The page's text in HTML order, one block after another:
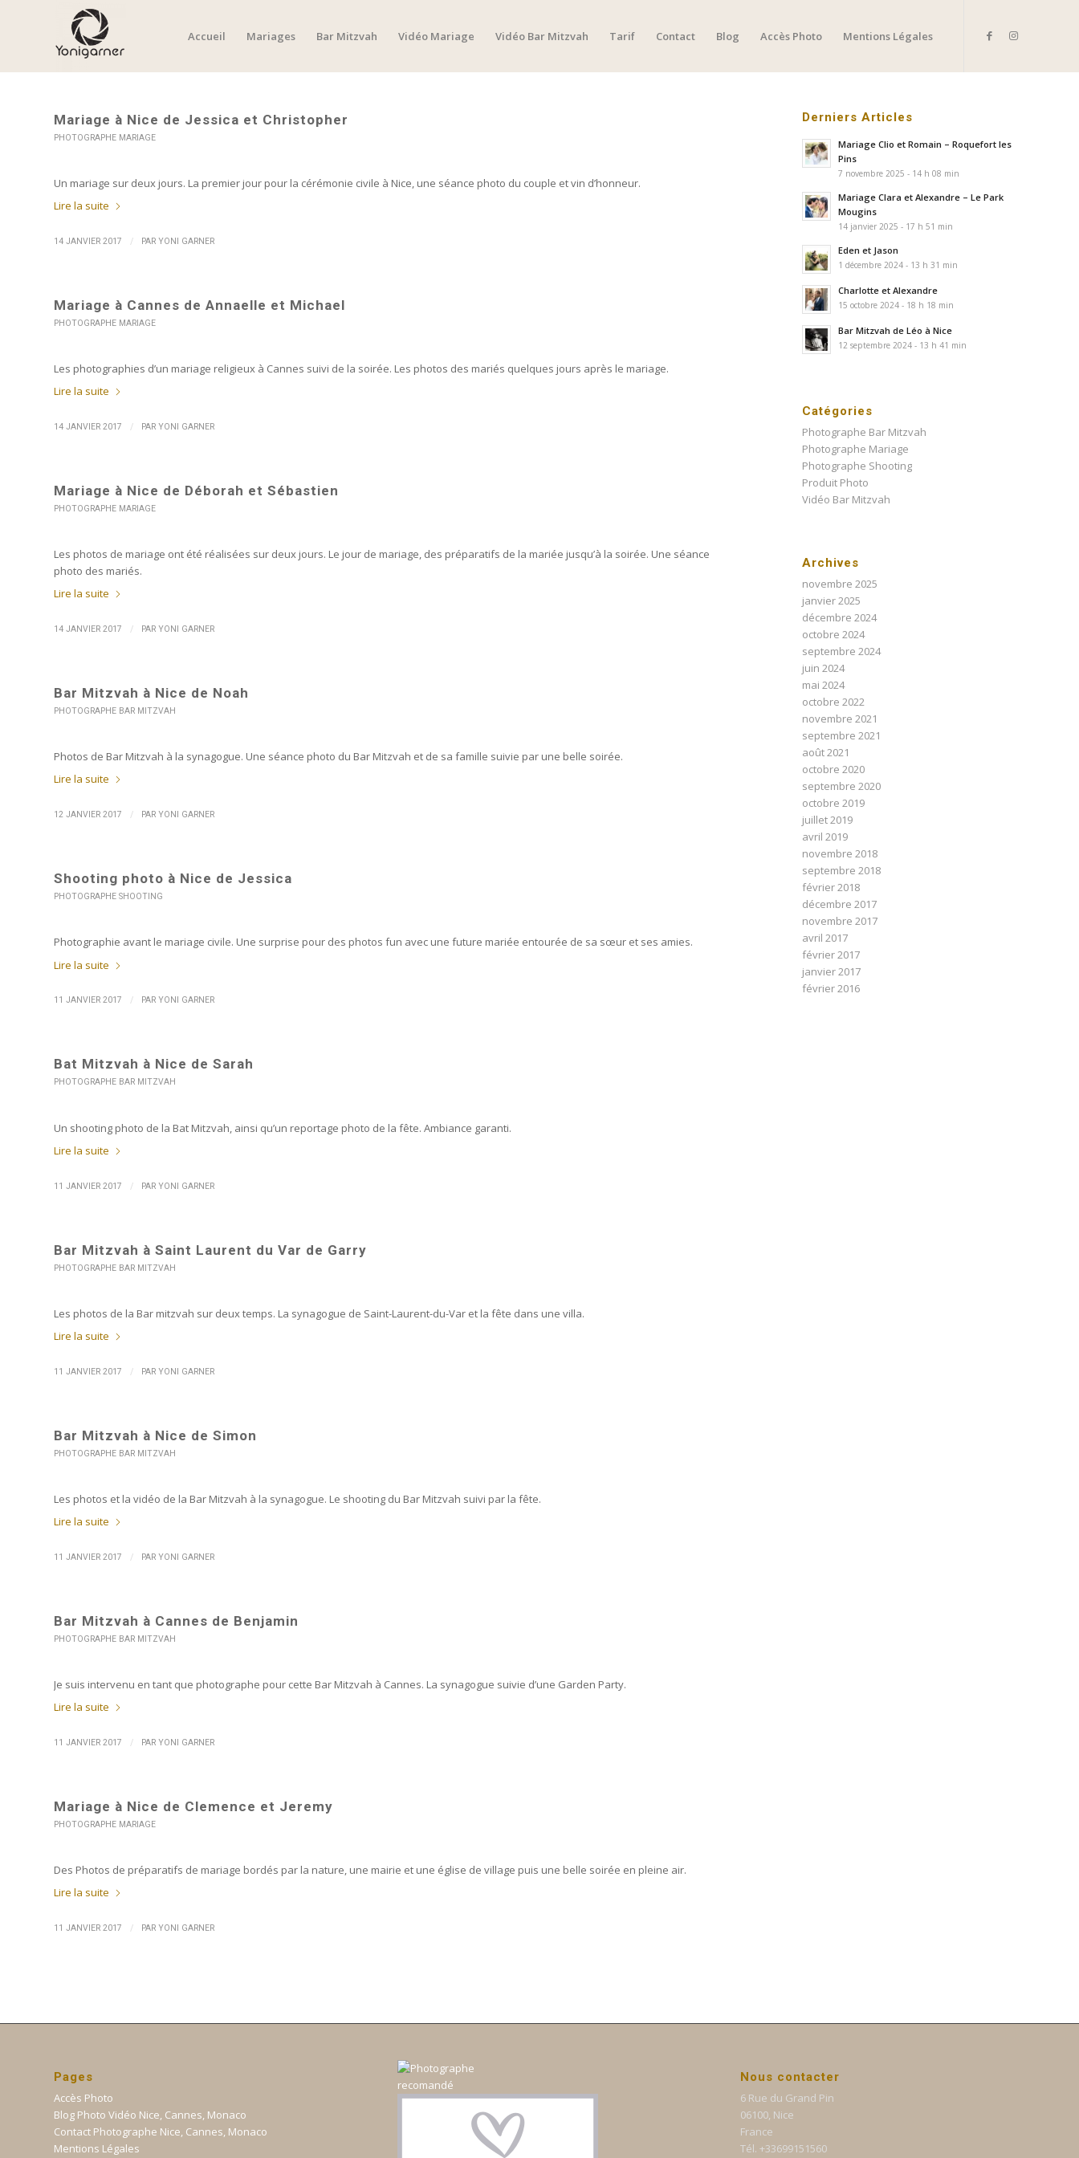
Accueil Mariages Bar Mitzvah Vidéo Mariage Vidéo Bar Mitzvah Tarif Contact Blog Accès Photo Mentions Légales
Mariage à Nice de Jessica et Christopher
PHOTOGRAPHE MARIAGE
Un mariage sur deux jours. La premier jour pour la cérémonie civile à Nice, une séance photo du couple et vin d’honneur.
Lire la suite
14 JANVIER 2017 / PAR YONI GARNER
Mariage à Cannes de Annaelle et Michael
PHOTOGRAPHE MARIAGE
Les photographies d’un mariage religieux à Cannes suivi de la soirée. Les photos des mariés quelques jours après le mariage.
Lire la suite
14 JANVIER 2017 / PAR YONI GARNER
Mariage à Nice de Déborah et Sébastien
PHOTOGRAPHE MARIAGE
Les photos de mariage ont été réalisées sur deux jours. Le jour de mariage, des préparatifs de la mariée jusqu’à la soirée. Une séance
photo des mariés.
Lire la suite
14 JANVIER 2017 / PAR YONI GARNER
Bar Mitzvah à Nice de Noah
PHOTOGRAPHE BAR MITZVAH
Photos de Bar Mitzvah à la synagogue. Une séance photo du Bar Mitzvah et de sa famille suivie par une belle soirée.
Lire la suite
12 JANVIER 2017 / PAR YONI GARNER
Shooting photo à Nice de Jessica
PHOTOGRAPHE SHOOTING
Photographie avant le mariage civile. Une surprise pour des photos fun avec une future mariée entourée de sa sœur et ses amies.
Lire la suite
11 JANVIER 2017 / PAR YONI GARNER
Bat Mitzvah à Nice de Sarah
PHOTOGRAPHE BAR MITZVAH
Un shooting photo de la Bat Mitzvah, ainsi qu’un reportage photo de la fête. Ambiance garanti.
Lire la suite
11 JANVIER 2017 / PAR YONI GARNER
Bar Mitzvah à Saint Laurent du Var de Garry
PHOTOGRAPHE BAR MITZVAH
Les photos de la Bar mitzvah sur deux temps. La synagogue de Saint-Laurent-du-Var et la fête dans une villa.
Lire la suite
11 JANVIER 2017 / PAR YONI GARNER
Bar Mitzvah à Nice de Simon
PHOTOGRAPHE BAR MITZVAH
Les photos et la vidéo de la Bar Mitzvah à la synagogue. Le shooting du Bar Mitzvah suivi par la fête.
Lire la suite
11 JANVIER 2017 / PAR YONI GARNER
Bar Mitzvah à Cannes de Benjamin
PHOTOGRAPHE BAR MITZVAH
Je suis intervenu en tant que photographe pour cette Bar Mitzvah à Cannes. La synagogue suivie d’une Garden Party.
Lire la suite
11 JANVIER 2017 / PAR YONI GARNER
Mariage à Nice de Clemence et Jeremy
PHOTOGRAPHE MARIAGE
Des Photos de préparatifs de mariage bordés par la nature, une mairie et une église de village puis une belle soirée en pleine air.
Lire la suite
11 JANVIER 2017 / PAR YONI GARNER
Derniers Articles
Mariage Clio et Romain – Roquefort les
Pins
7 novembre 2025 - 14 h 08 min
Mariage Clara et Alexandre – Le Park
Mougins
14 janvier 2025 - 17 h 51 min
Eden et Jason
1 décembre 2024 - 13 h 31 min
Charlotte et Alexandre
15 octobre 2024 - 18 h 18 min
Bar Mitzvah de Léo à Nice
12 septembre 2024 - 13 h 41 min
Catégories
Photographe Bar Mitzvah
Photographe Mariage
Photographe Shooting
Produit Photo
Vidéo Bar Mitzvah
Archives
novembre 2025
janvier 2025
décembre 2024
octobre 2024
septembre 2024
juin 2024
mai 2024
octobre 2022
novembre 2021
septembre 2021
août 2021
octobre 2020
septembre 2020
octobre 2019
juillet 2019
avril 2019
novembre 2018
septembre 2018
février 2018
décembre 2017
novembre 2017
avril 2017
février 2017
janvier 2017
février 2016
Pages
Accès Photo
Blog Photo Vidéo Nice, Cannes, Monaco
Contact Photographe Nice, Cannes, Monaco
Mentions Légales
Nous contacter
6 Rue du Grand Pin
06100, Nice
France
Tél. +33699151560